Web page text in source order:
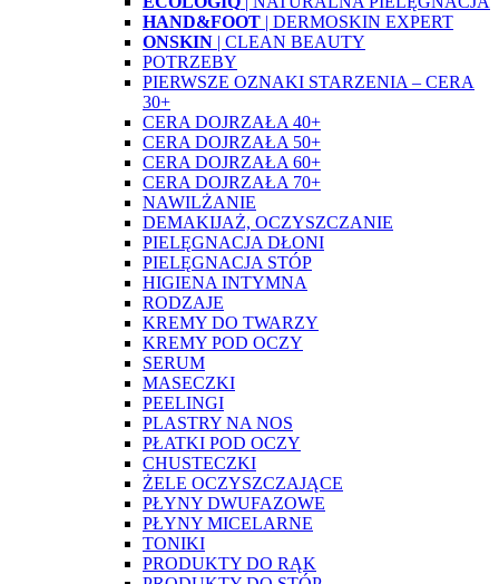
HAND&FOOT | DERMOSKIN EXPERT
ONSKIN | CLEAN BEAUTY
POTRZEBY
PIERWSZE OZNAKI STARZENIA – CERA
30+
CERA DOJRZAŁA 40+
CERA DOJRZAŁA 50+
CERA DOJRZAŁA 60+
CERA DOJRZAŁA 70+
NAWILŻANIE
DEMAKIJAŻ, OCZYSZCZANIE
PIELĘGNACJA DŁONI
PIELĘGNACJA STÓP
HIGIENA INTYMNA
RODZAJE
KREMY DO TWARZY
KREMY POD OCZY
SERUM
MASECZKI
PEELINGI
PLASTRY NA NOS
PŁATKI POD OCZY
CHUSTECZKI
ŻELE OCZYSZCZAJĄCE
PŁYNY DWUFAZOWE
PŁYNY MICELARNE
TONIKI
PRODUKTY DO RĄK